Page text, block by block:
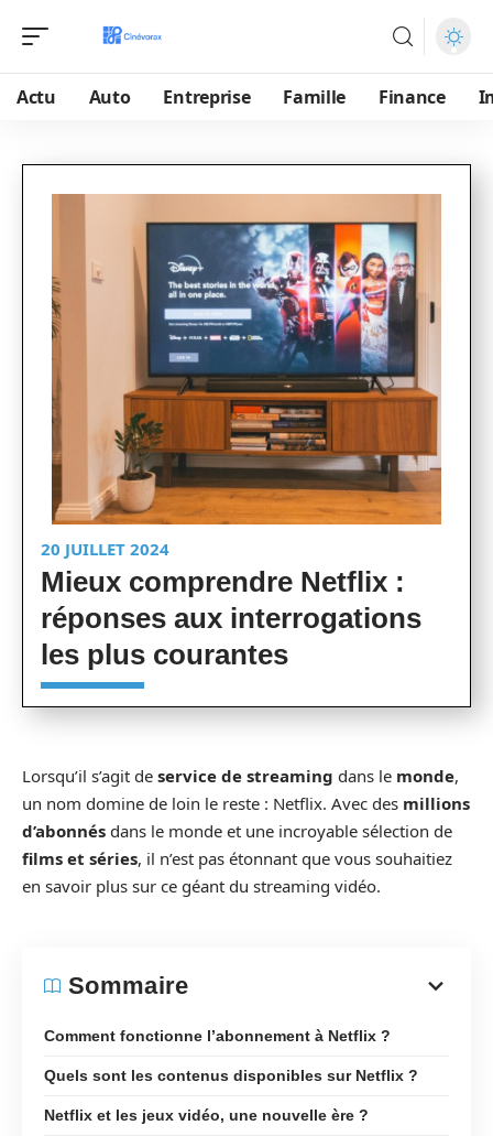
Actu Auto Entreprise Famille Finance
20 JUILLET 2024
Mieux comprendre Netflix :
réponses aux interrogations
les plus courantes
Lorsqu’il s’agit de service de streaming dans le monde,
un nom domine de loin le reste : Netflix. Avec des millions
d’abonnés dans le monde et une incroyable sélection de
films et séries, il n’est pas étonnant que vous souhaitiez
en savoir plus sur ce géant du streaming vidéo.
Sommaire
Comment fonctionne l’abonnement à Netflix ?
Quels sont les contenus disponibles sur Netflix ?
Netflix et les jeux vidéo, une nouvelle ère ?